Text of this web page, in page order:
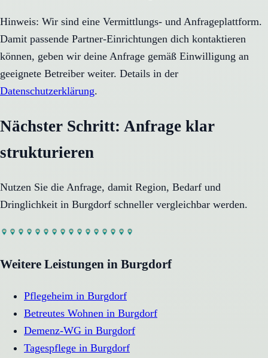
Hinweis: Wir sind eine Vermittlungs- und Anfrageplattform.
Damit passende Partner-Einrichtungen dich kontaktieren
können, geben wir deine Anfrage gemäß Einwilligung an
geeignete Betreiber weiter. Details in der
Datenschutzerklärung.
Nächster Schritt: Anfrage klar
strukturieren
Nutzen Sie die Anfrage, damit Region, Bedarf und
Dringlichkeit in Burgdorf schneller vergleichbar werden.
Weitere Leistungen in Burgdorf
Pflegeheim in Burgdorf
Betreutes Wohnen in Burgdorf
Demenz-WG in Burgdorf
Tagespflege in Burgdorf